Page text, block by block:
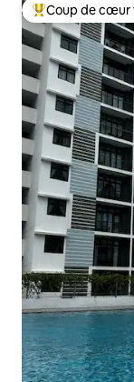
Coups de cœur
Coup de cœur